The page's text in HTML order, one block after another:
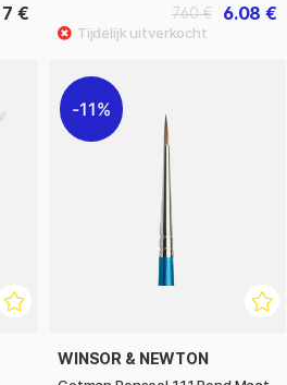
7 € 6.08 €
7.60 €
11%
WINSOR & NEWTON